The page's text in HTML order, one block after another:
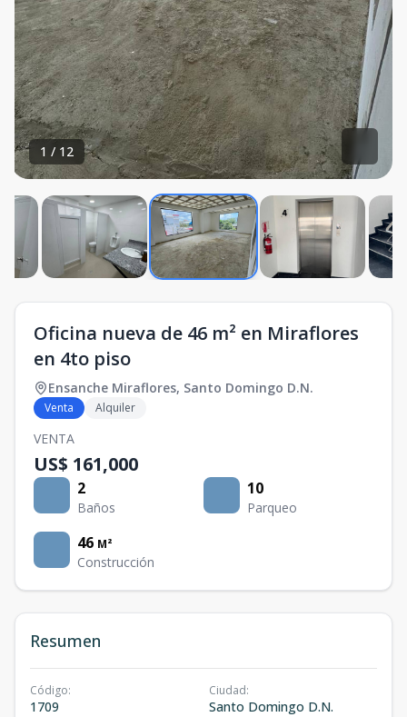
1 / 12
Oficina nueva de 46 m² en Miraflores
en 4to piso
Ensanche Miraflores, Santo Domingo D.N.
Venta Alquiler
VENTA
US$ 161,000
2
Baños
10
Parqueo
46 M²
Construcción
Resumen
Código:
1709
Ciudad:
Santo Domingo D.N.